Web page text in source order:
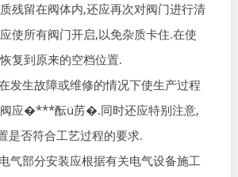
残留在阀体内,还应再次对阀门进行清
使所有阀门开启,以免杂质卡住.在使
复到原来的空档位置.
发生故障或维修的情况下使生产过程
阀应�***酝ü苈�.同时还应特别注意,
是否符合工艺过程的要求.
气部分安装应根据有关电气设备施工